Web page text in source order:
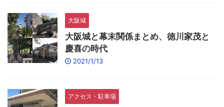
大阪城
大阪城と幕末関係まとめ、徳川家茂と
慶喜の時代
2021/1/13
アクセス・駐車場